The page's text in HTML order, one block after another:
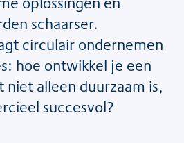
schaarser.
circulair ondernemen
hoe ontwikkel je een
alleen duurzaam is,
succesvol?